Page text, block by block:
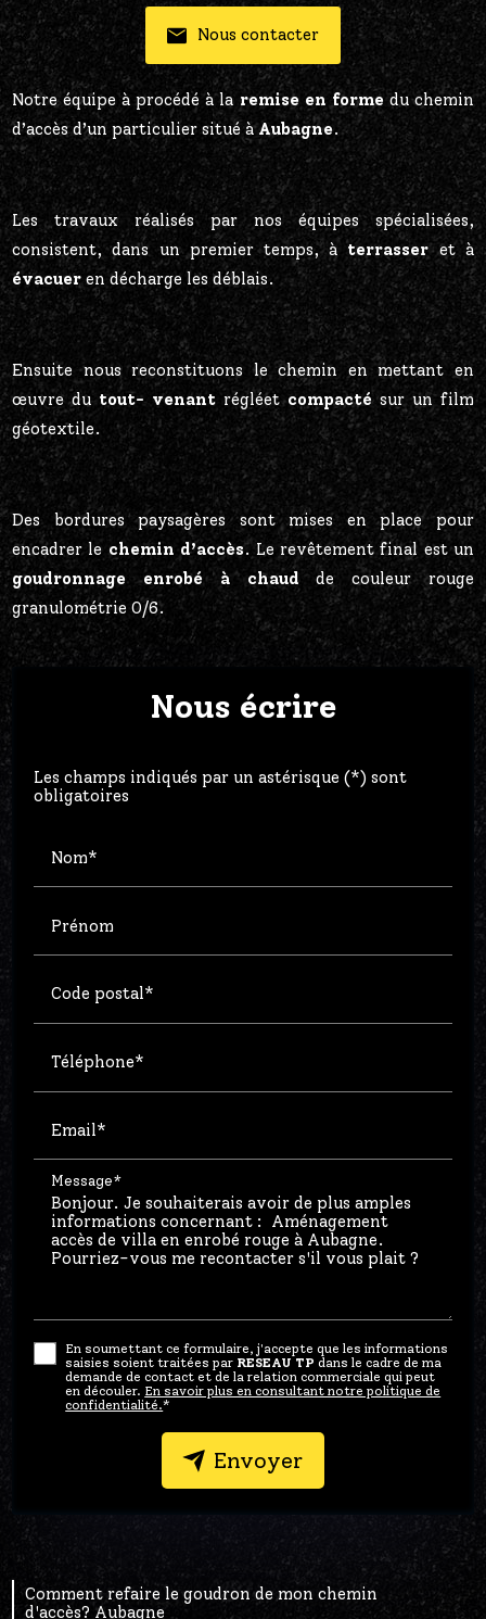
Nous contacter
Notre équipe à procédé à la remise en forme du chemin
d’accès d’un particulier situé àAubagne.
Les travaux réalisés par nos équipes spécialisées,
consistent, dans un premier temps, à terrasseret à
évacuer en décharge les déblais.
Ensuite nous reconstituons le chemin en mettant en
œuvre du tout- venantrégléetcompactésur un film
géotextile.
Des bordures paysagères sont mises en place pour
encadrer le chemin d’accès. Le revêtement final est un
goudronnage enrobé à chaudde couleur rouge
granulométrie 0/6.
Nous écrire
Les champs indiqués par un astérisque (*) sont
obligatoires
Nom*
Prénom
Code postal*
Téléphone*
Email*
Message*
En soumettant ce formulaire, j'accepte que les informations
saisies soient traitées par RESEAU TP dans le cadre de ma
demande de contact et de la relation commerciale qui peut
en découler. En savoir plus en consultant notre politique de
confidentialité.*
Envoyer
Comment refaire le goudron de mon chemin
d'accès? Aubagne